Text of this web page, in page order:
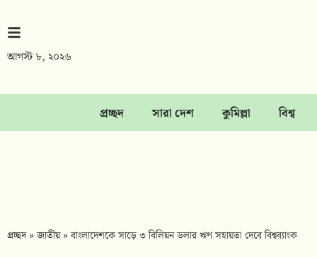
আগস্ট ৮, ২০২৬
প্রচ্ছদ সারা দেশ কুমিল্লা বিশ্ব
প্রচ্ছদ»জাতীয়»বাংলাদেশকে সাড়ে ৩ বিলিয়ন ডলার ঋণ সহায়তা দেবে বিশ্বব্যাংক